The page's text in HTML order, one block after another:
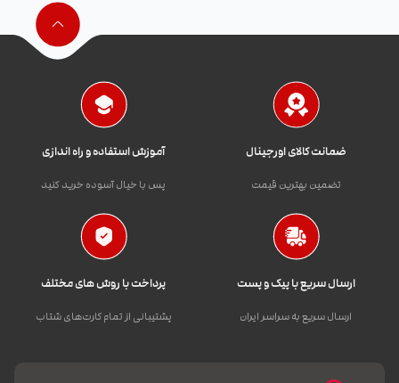
ضمانت کالای اورجینال
تضمین بهترین قیمت
آموزش استفاده و راه اندازی
پس با خیال آسوده خرید کنید
ارسال سریع با پیک و پست
ارسال سریع به سراسر ایران
پرداخت با روش های مختلف
پشتیبانی از تمام کارت‌های شتاب